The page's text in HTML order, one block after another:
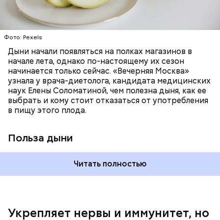
Фото: Pexels
Дыни начали появляться на полках магазинов в
начале лета, однако по-настоящему их сезон
начинается только сейчас. «Вечерняя Москва»
узнала у врача-диетолога, кандидата медицинских
наук Елены Соломатиной, чем полезна дыня, как ее
выбрать и кому стоит отказаться от употребления
в пищу этого плода.
Польза дыни
лютеин и зеаксантин — эти каротиноиды
отлично поддерживают наше зрение;
калий — оказывает мочегонное действие,
поддерживает сердечно-сосудистую
систему и предотвращает скачки давления;
магний — помогает калию и не дает сосудам
спазмироваться.
Читать полностью
Укрепляет нервы и иммунитет, но
По мнению специалиста, здоровому человеку
достаточно включать щавель в рацион несколько
виде или припущенном на сковороде.